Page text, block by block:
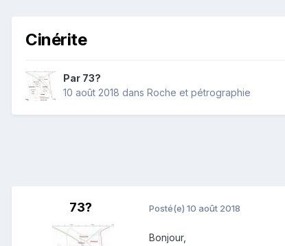
Cinérite
Par 73?
10 août 2018 dans Roche et pétrographie
73? Posté(e) 10 août 2018
Bonjour,